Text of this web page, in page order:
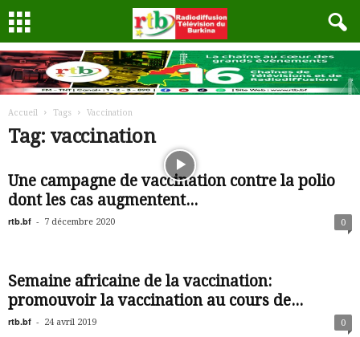
Accueil Tags Vaccination
Tag: vaccination
Une campagne de vaccination contre la polio
dont les cas augmentent...
rtb.bf - 7 décembre 2020 0
Semaine africaine de la vaccination:
promouvoir la vaccination au cours de...
rtb.bf - 24 avril 2019 0